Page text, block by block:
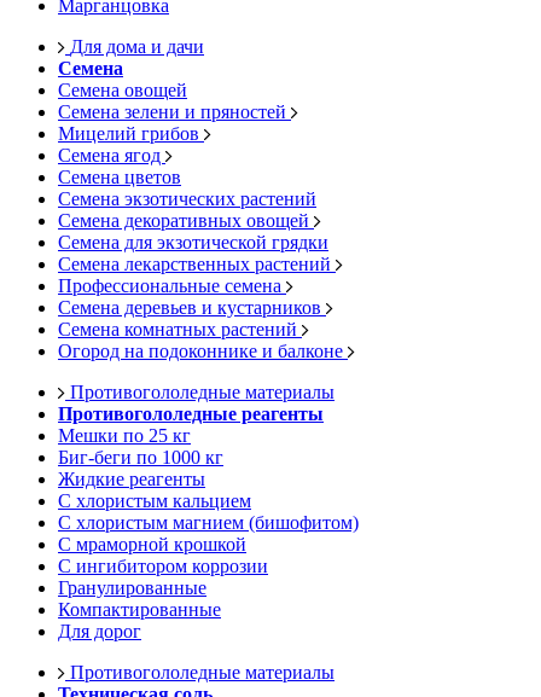
Марганцовка
Для дома и дачи
Семена
Семена овощей
Семена зелени и пряностей
Мицелий грибов
Семена ягод
Семена цветов
Семена экзотических растений
Семена декоративных овощей
Семена для экзотической грядки
Семена лекарственных растений
Профессиональные семена
Семена деревьев и кустарников
Семена комнатных растений
Огород на подоконнике и балконе
Противогололедные материалы
Противогололедные реагенты
Мешки по 25 кг
Биг-беги по 1000 кг
Жидкие реагенты
С хлористым кальцием
С хлористым магнием (бишофитом)
С мраморной крошкой
С ингибитором коррозии
Гранулированные
Компактированные
Для дорог
Противогололедные материалы